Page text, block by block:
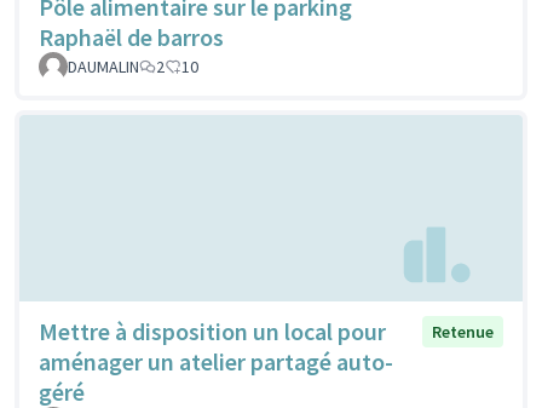
Pôle alimentaire sur le parking
Raphaël de barros
DAUMALIN 2 10
Mettre à disposition un local pour
aménager un atelier partagé auto-
géré
Retenue